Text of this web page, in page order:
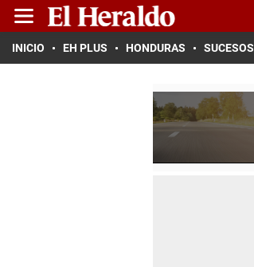
INICIO EH PLUS HONDURAS SUCESOS